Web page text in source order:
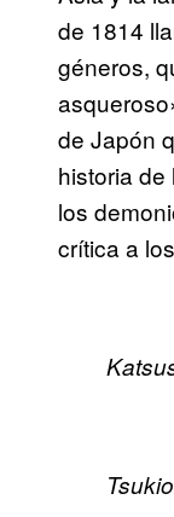
de 1814
géneros,
de Japón
historia
los
crítica a